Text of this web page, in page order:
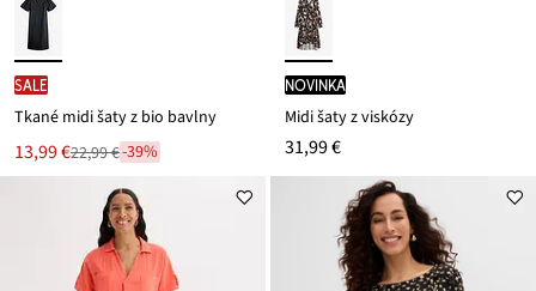
SALE
Tkané midi šaty z bio bavlny
Nová
cena
13,99 €
Zľava 22,99 €-39%
novinka
Midi šaty z viskózy
31,99 €